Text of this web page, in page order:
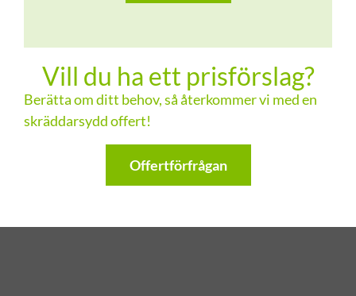
Vill du ha ett prisförslag?
Berätta om ditt behov, så återkommer vi med en
skräddarsydd offert!
Offertförfrågan